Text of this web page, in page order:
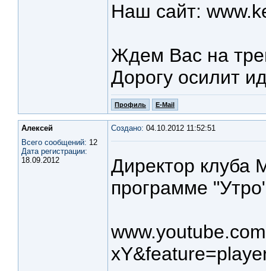
Наш сайт:
Ждем Вас на
Дорогу осилит
Профиль E-Mail
Алексей
Всего сообщений: 12
Дата регистрации:
18.09.2012
Создано: 04.10.2012 11:52:51
Директор клуба
программе